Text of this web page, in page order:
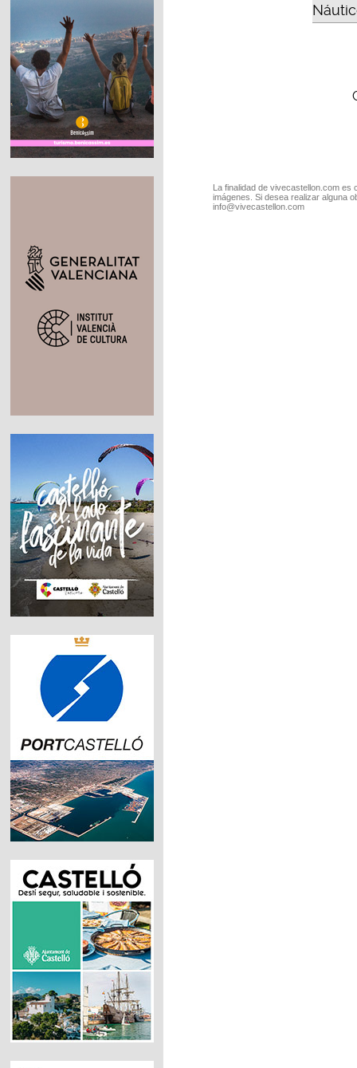
La finalidad de vivecastellon.com
imágenes. Si desea realizar alguna
info@vivecastellon.com